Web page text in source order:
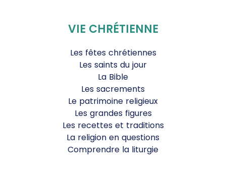
VIE CHRÉTIENNE
Les fêtes chrétiennes
Les saints du jour
La Bible
Les sacrements
Le patrimoine religieux
Les grandes figures
Les recettes et traditions
La religion en questions
Comprendre la liturgie